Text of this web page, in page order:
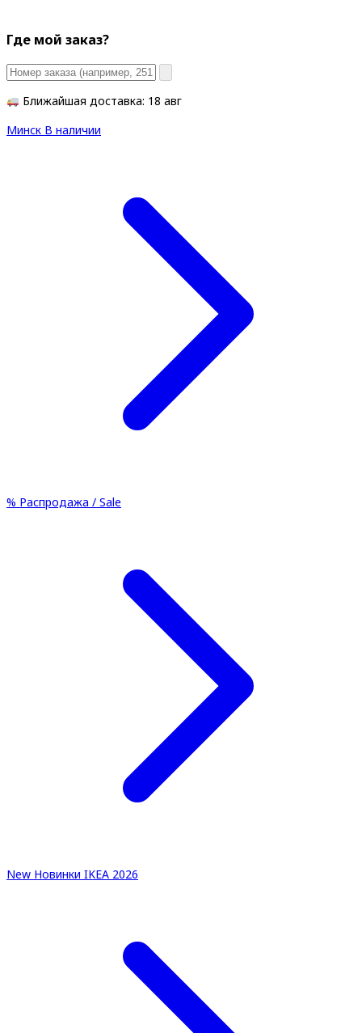
Где мой заказ?
Ближайшая доставка: 18 авг
Минск В наличии
% Распродажа / Sale
New Новинки IKEA 2026